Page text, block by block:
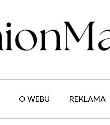
O WEBU REKLAMA